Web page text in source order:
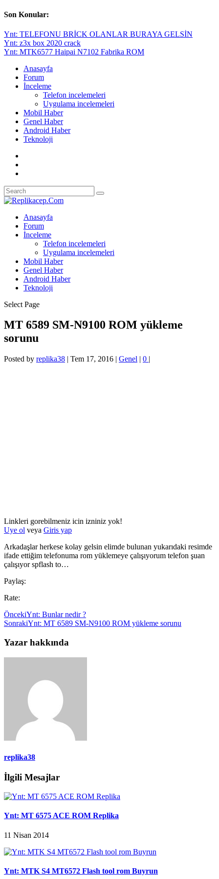
Son Konular:
Ynt: TELEFONU BRİCK OLANLAR BURAYA GELSİN
Ynt: z3x box 2020 crack
Ynt: MTK6577 Haipai N7102 Fabrika ROM
Anasayfa
Forum
İnceleme
Telefon incelemeleri
Uygulama incelemeleri
Mobil Haber
Genel Haber
Android Haber
Teknoloji
Anasayfa
Forum
İnceleme
Telefon incelemeleri
Uygulama incelemeleri
Mobil Haber
Genel Haber
Android Haber
Teknoloji
Select Page
MT 6589 SM-N9100 ROM yükleme
sorunu
Posted by replika38 | Tem 17, 2016 | Genel | 0 |
Linkleri gorebilmeniz icin izniniz yok!
Uye ol veya Giris yap
Arkadaşlar herkese kolay gelsin elimde bulunan yukarıdaki resimde
ifade ettiğim telefonuma rom yüklemeye çalışıyorum telefon şuan
çalışıyor spflash to…
Paylaş:
Rate:
ÖncekiYnt: Bunlar nedir ?
SonrakiYnt: MT 6589 SM-N9100 ROM yükleme sorunu
Yazar hakkında
replika38
İlgili Mesajlar
Ynt: MT 6575 ACE ROM Replika
11 Nisan 2014
Ynt: MTK S4 MT6572 Flash tool rom Buyrun